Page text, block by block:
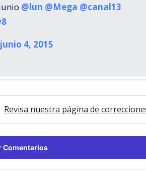
@lun @Mega @canal13
junio 4, 2015
Revisa nuestra página de
Comentarios